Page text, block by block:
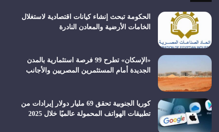
الحكومة تبحث إنشاء كيانات اقتصادية لاستغلال
الخامات الأرضية والمعادن النادرة
«الإسكان» تطرح 99 فرصة استثمارية بالمدن
الجديدة أمام المستثمرين المصريين والأجانب
كوريا الجنوبية تحقق 69 مليار دولار إيرادات من
تطبيقات الهواتف المحمولة عالميًا خلال 2025